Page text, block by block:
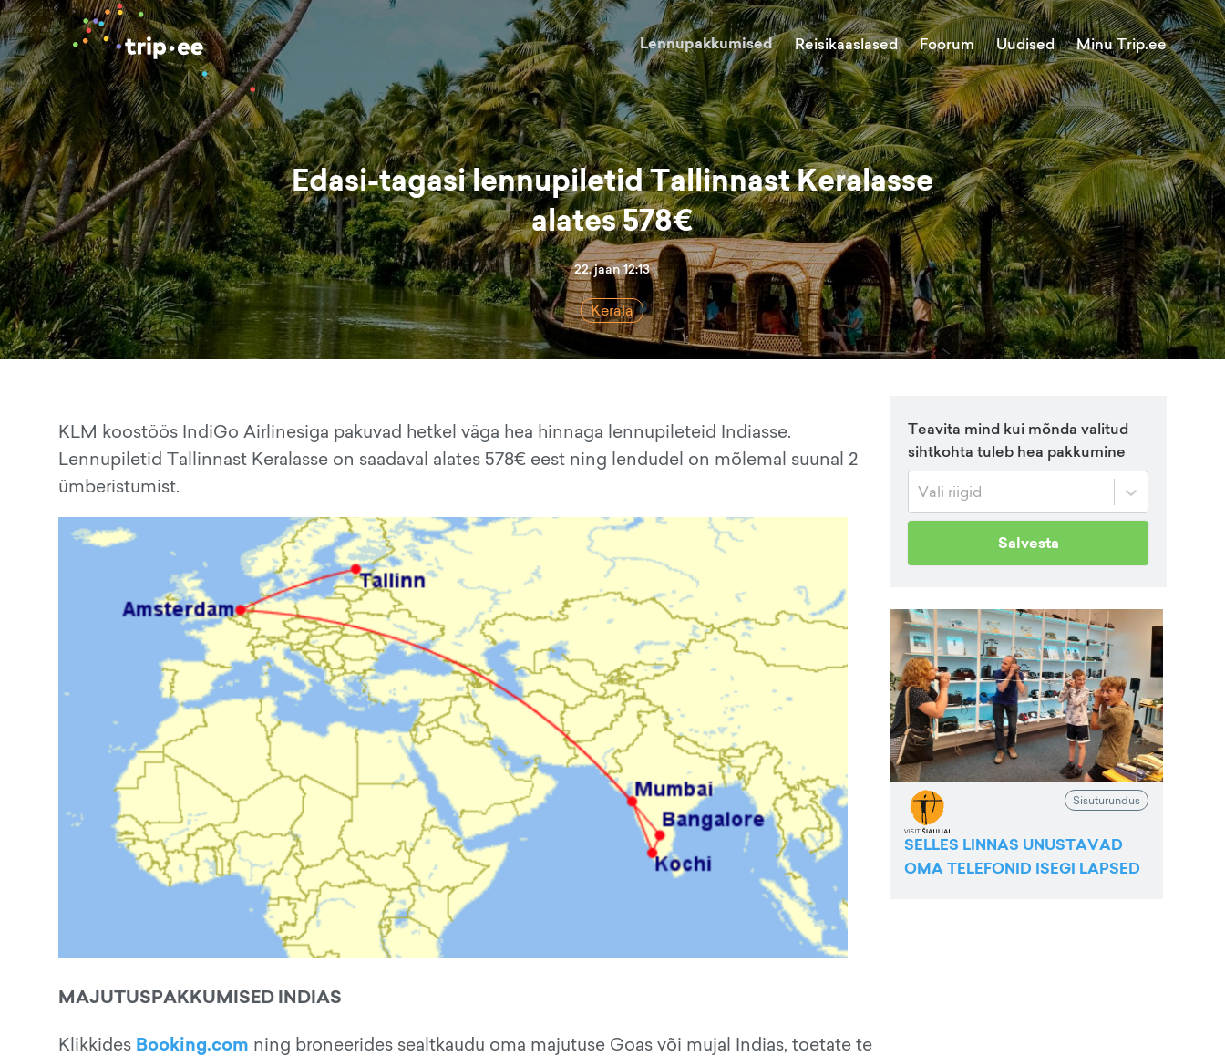
Lennupakkumised Reisikaaslased Foorum Uudised Minu Trip.ee
Edasi-tagasi lennupiletid Tallinnast Keralasse
alates 578€
22. jaan 12:13
Kerala
KLM koostöös IndiGo Airlinesiga pakuvad hetkel väga hea hinnaga lennupileteid Indiasse.
Lennupiletid Tallinnast Keralasse on saadaval alates 578€ eest ning lendudel on mõlemal suunal 2
ümberistumist.
MAJUTUSPAKKUMISED INDIAS
Klikkides Booking.com ning broneerides sealtkaudu oma majutuse Goas või mujal Indias, toetate te
Teavita mind kui mõnda valitud
sihtkohta tuleb hea pakkumine
Vali riigid
Salvesta
Sisuturundus
SELLES LINNAS UNUSTAVAD
OMA TELEFONID ISEGI LAPSED